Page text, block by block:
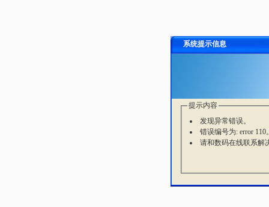
系统提示信息
提示内容
发现异常错误。
错误编号为: error 110
请和数码在线联系解